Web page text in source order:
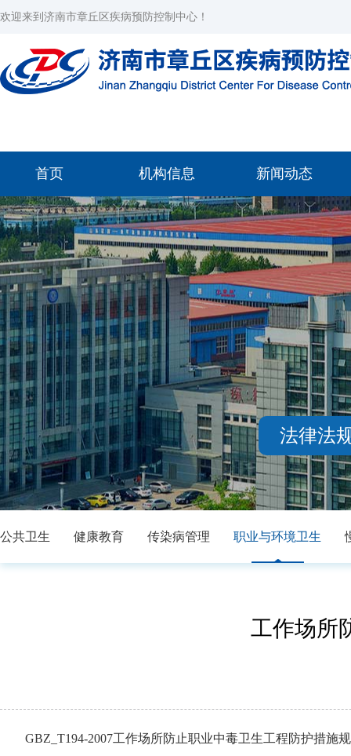
欢迎来到济南市章丘区疾病预防控制中心！
首页 机构信息 新闻动态
法律法
公共卫生 健康教育 传染病管理 职业与环境卫生
工作场所
GBZ_T194-2007工作场所防止职业中毒卫生工程防护措施